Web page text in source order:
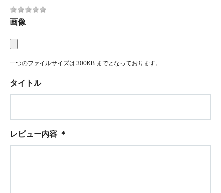
画像
一つのファイルサイズは 300KB までとなっております。
タイトル
レビュー内容 ＊